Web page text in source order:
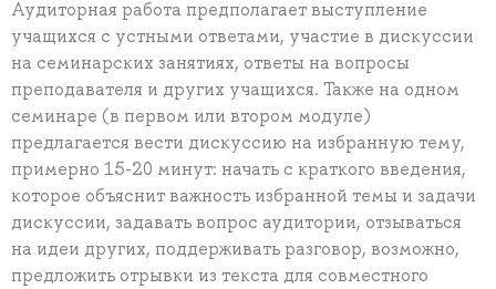
Аудиторная работа предполагает выступление
учащихся с устными ответами, участие в дискуссии
на семинарских занятиях, ответы на вопросы
преподавателя и других учащихся. Также на одном
семинаре (в первом или втором модуле)
предлагается вести дискуссию на избранную тему,
примерно 15-20 минут: начать с краткого введения,
которое объяснит важность избранной темы и задачи
дискуссии, задавать вопрос аудитории, отзываться
на идеи других, поддерживать разговор, возможно,
предложить отрывки из текста для совместного